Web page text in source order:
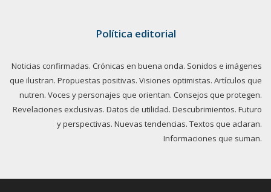
Política editorial
Noticias confirmadas. Crónicas en buena onda. Sonidos e imágenes
que ilustran. Propuestas positivas. Visiones optimistas. Artículos que
nutren. Voces y personajes que orientan. Consejos que protegen.
Revelaciones exclusivas. Datos de utilidad. Descubrimientos. Futuro
y perspectivas. Nuevas tendencias. Textos que aclaran.
Informaciones que suman.